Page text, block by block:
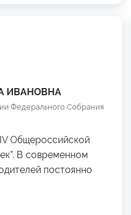
ИВАНОВНА
Федерального Собрания
Общероссийской
В современном
постоянно